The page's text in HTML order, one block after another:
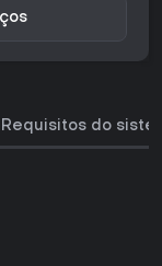
Requisitos do